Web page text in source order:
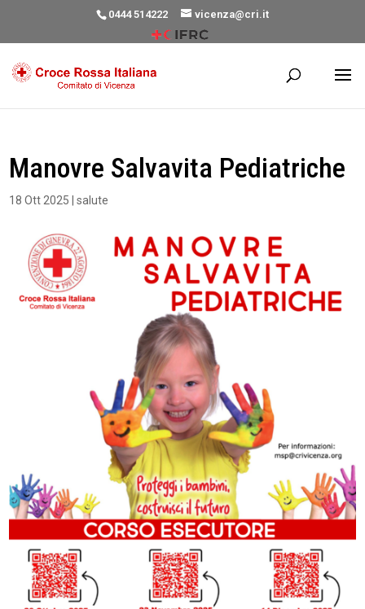
0444 514222 vicenza@cri.it
Manovre Salvavita Pediatriche
18 Ott 2025 |salute